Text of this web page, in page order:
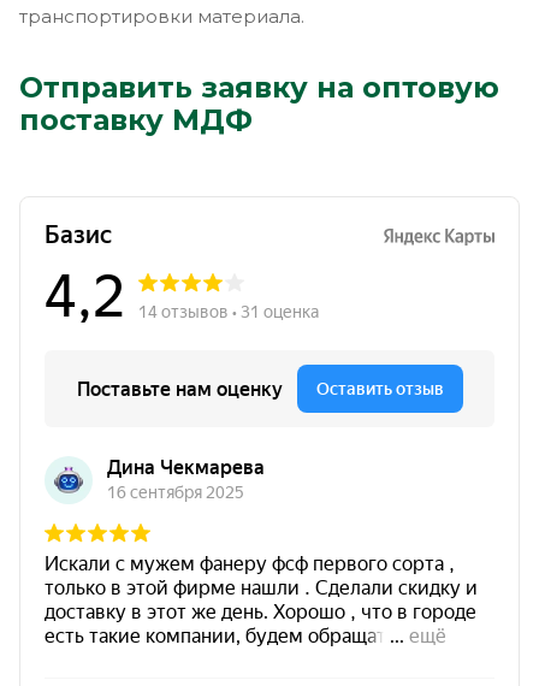
транспортировки материала.
Отправить заявку на оптовую
поставку МДФ